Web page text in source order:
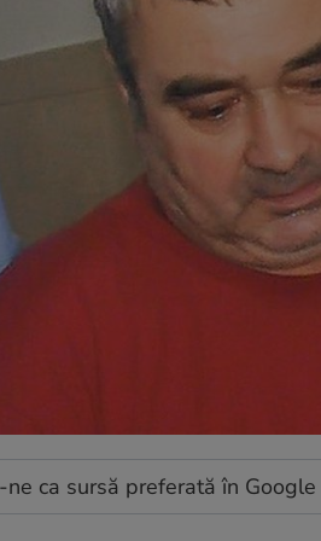
ca sursă preferată în Google